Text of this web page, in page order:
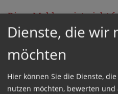
Diese Meldung ist nicht
loggen Sie sich ein, oder
Produkt
GESCHÜTZTER BEREICH
Dienste, die wir
möchten
Hier können Sie die Dienste,
nutzen möchten, bewerten und